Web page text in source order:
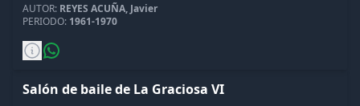
AUTOR: REYES ACUÑA, Javier
PERIODO: 1961-1970
Salón de baile de La Graciosa VI